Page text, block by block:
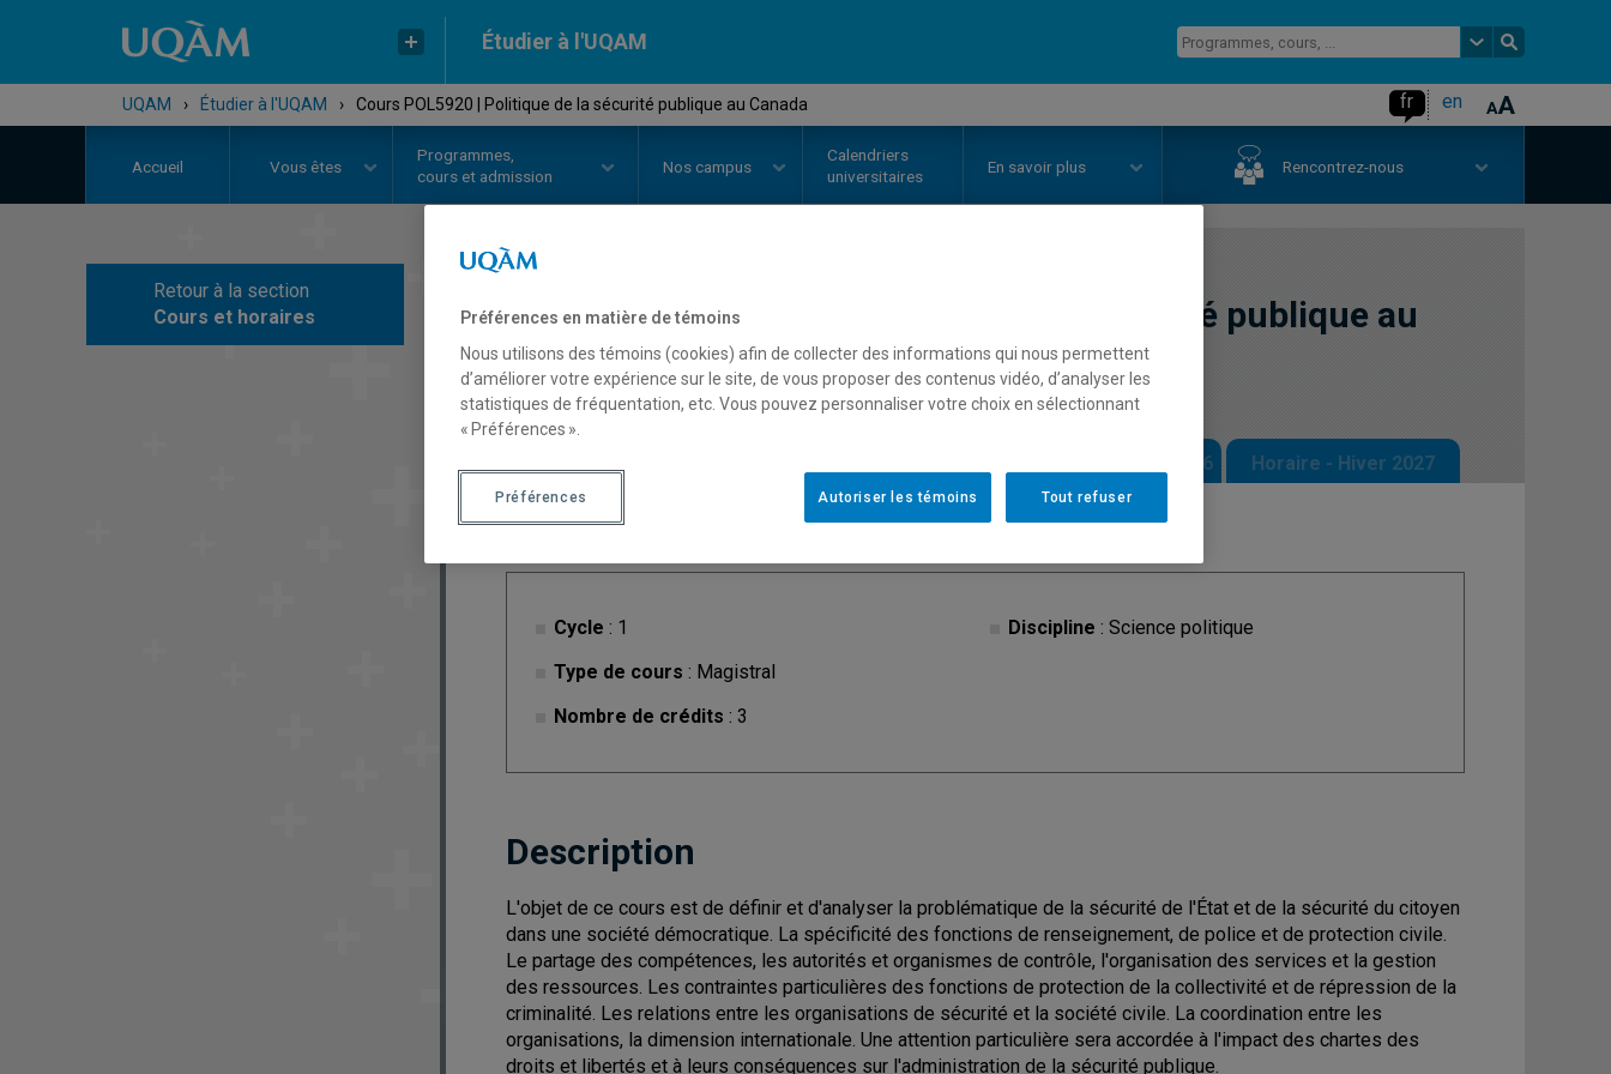
Étudier à l'UQAM
UQAM › Étudier à l'UQAM › Cours POL5920 | Politique de la sécurité publique au Canada fr en
Accueil Vous êtes
Programmes,
cours et admission
Nos campus
Calendriers
universitaires
En savoir plus Rencontrez-nous
Retour à la section
Cours et horaires
COURS// POL5920
Politique de la sécurité publique au
Canada
Horaire - Automne 2026 Horaire - Hiver 2027
Cycle : 1
Type de cours : Magistral
Nombre de crédits : 3
Discipline : Science politique
Description
L'objet de ce cours est de définir et d'analyser la problématique de la sécurité de l'État et de la sécurité du citoyen
dans une société démocratique. La spécificité des fonctions de renseignement, de police et de protection civile.
Le partage des compétences, les autorités et organismes de contrôle, l'organisation des services et la gestion
des ressources. Les contraintes particulières des fonctions de protection de la collectivité et de répression de la
criminalité. Les relations entre les organisations de sécurité et la société civile. La coordination entre les
organisations, la dimension internationale. Une attention particulière sera accordée à l'impact des chartes des
droits et libertés et à leurs conséquences sur l'administration de la sécurité publique.
Préférences en matière de témoins
Nous utilisons des témoins (cookies) afin de collecter des informations qui nous permettent
d’améliorer votre expérience sur le site, de vous proposer des contenus vidéo, d’analyser les
statistiques de fréquentation, etc. Vous pouvez personnaliser votre choix en sélectionnant
« Préférences ».
Tout refuser
Autoriser les témoins
Préférences